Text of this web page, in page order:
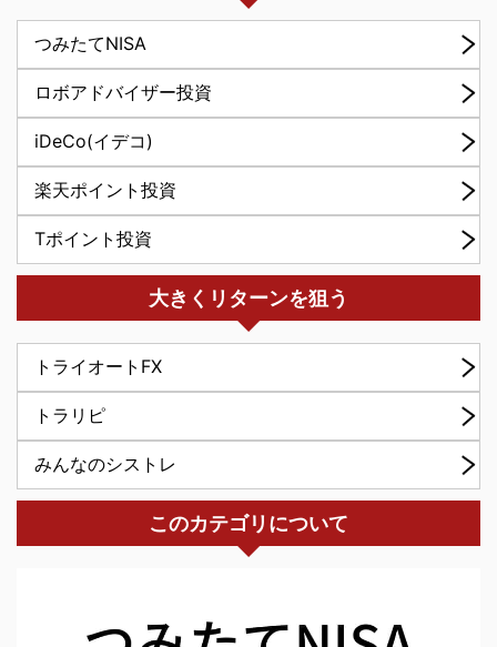
つみたてNISA
ロボアドバイザー投資
iDeCo(イデコ)
楽天ポイント投資
Tポイント投資
大きくリターンを狙う
トライオートFX
トラリピ
みんなのシストレ
このカテゴリについて